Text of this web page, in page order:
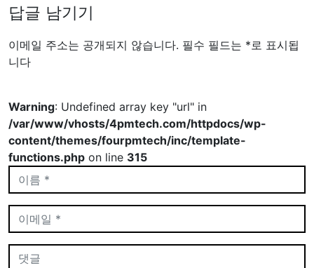
답글 남기기
이메일 주소는 공개되지 않습니다. 필수 필드는 *로 표시됩
니다
Warning: Undefined array key "url" in
/var/www/vhosts/4pmtech.com/httpdocs/wp-
content/themes/fourpmtech/inc/template-
functions.php on line 315